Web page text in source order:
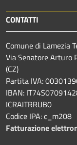
CONTATTI
Comune di Lamezia
Via Senatore Arturo
(CZ)
Partita IVA:
IBAN:
ICRAITRRUB0
Codice IPA: c_m208
Fatturazione